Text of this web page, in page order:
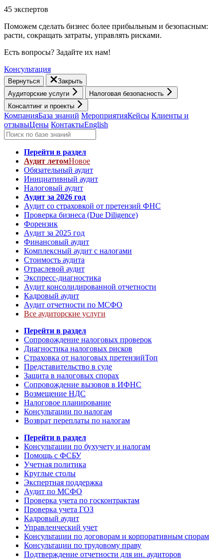
45 экспертов
Поможем сделать бизнес более прибыльным и безопасным:
расти, cокращать затраты, управлять рисками.
Есть вопросы? Задайте их нам!
Консультация
Вернуться
Закрыть
Аудиторские услуги
Налоговая безопасность
Консалтинг и проекты
КомпанияБаза знаний МероприятияКейсы Клиенты и
отзывыЦены КонтактыEnglish
Перейти в раздел
Аудит летомНовое
Обязательный аудит
Инициативный аудит
Налоговый аудит
Аудит за 2026 год
Аудит со страховкой от претензий ФНС
Проверка бизнеса (Due Diligence)
Форензик
Аудит за 2025 год
Финансовый аудит
Комплексный аудит с налогами
Стоимость аудита
Отраслевой аудит
Экспресс-диагностика
Аудит консолидированной отчетности
Кадровый аудит
Аудит отчетности по МСФО
Все аудиторские услуги
Перейти в раздел
Сопровождение налоговых проверок
Диагностика налоговых рисков
Страховка от налоговых претензийТоп
Представительство в суде
Защита в налоговых спорах
Сопровождение вызовов в ИФНС
Возмещение НДС
Налоговое планирование
Консультации по налогам
Возврат переплаты по налогам
Перейти в раздел
Консультации по бухучету и налогам
Помощь с ФСБУ
Учетная политика
Круглые столы
Экспертная поддержка
Аудит по МСФО
Проверка учета по госконтрактам
Проверка учета ГОЗ
Кадровый аудит
Управленческий учет
Консультации по договорам и корпоративным спорам
Консультации по трудовому праву
Подтверждение отчетности для ин. аудиторов